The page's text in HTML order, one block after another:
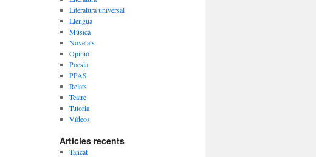
Literatura universal
Llengua
Música
Novetats
Opinió
Poesia
PPAS
Relats
Teatre
Tutoria
Vídeos
Articles recents
Tancat